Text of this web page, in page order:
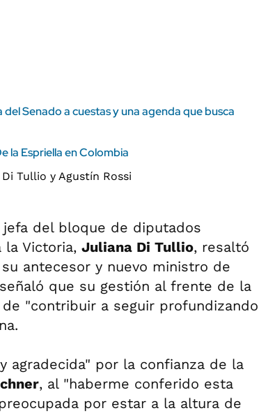
Senado a cuestas y una agenda que busca
la Espriella en Colombia
del bloque de diputados
la Victoria, Juliana Di Tullio, resaltó
antecesor y nuevo ministro de
que su gestión al frente de la
"contribuir a seguir profundizando
agradecida" por la confianza de la
, al "haberme conferido esta
por estar a la altura de